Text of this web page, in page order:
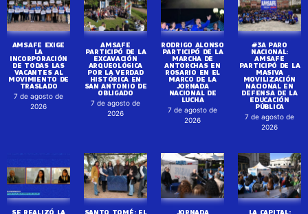
AMSAFE EXIGE
LA
INCORPORACIÓN
DE TODAS LAS
VACANTES AL
MOVIMIENTO DE
TRASLADO
7 de agosto de
2026
AMSAFE
PARTICIPÓ DE LA
EXCAVACIÓN
ARQUEOLÓGICA
POR LA VERDAD
HISTÓRICA EN
SAN ANTONIO DE
OBLIGADO
7 de agosto de
2026
RODRIGO ALONSO
PARTICIPÓ DE LA
MARCHA DE
ANTORCHAS EN
ROSARIO EN EL
MARCO DE LA
JORNADA
NACIONAL DE
LUCHA
7 de agosto de
2026
#3A PARO
NACIONAL:
AMSAFE
PARTICIPÓ DE LA
MASIVA
MOVILIZACIÓN
NACIONAL EN
DEFENSA DE LA
EDUCACIÓN
PÚBLICA
7 de agosto de
2026
SE REALIZÓ LA SANTO TOMÉ: EL JORNADA LA CAPITAL: